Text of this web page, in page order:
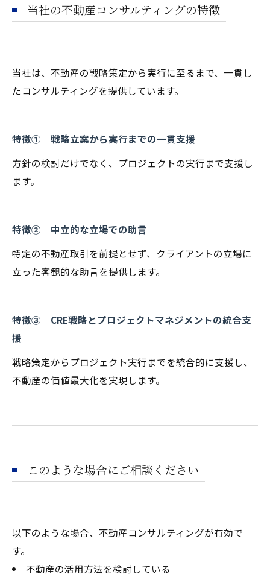
当社の不動産コンサルティングの特徴
当社は、不動産の戦略策定から実行に至るまで、一貫し
たコンサルティングを提供しています。
特徴① 戦略立案から実行までの一貫支援
方針の検討だけでなく、プロジェクトの実行まで支援し
ます。
特徴② 中立的な立場での助言
特定の不動産取引を前提とせず、クライアントの立場に
立った客観的な助言を提供します。
特徴③ CRE戦略とプロジェクトマネジメントの統合支
援
戦略策定からプロジェクト実行までを統合的に支援し、
不動産の価値最大化を実現します。
このような場合にご相談ください
以下のような場合、不動産コンサルティングが有効で
す。
不動産の活用方法を検討している